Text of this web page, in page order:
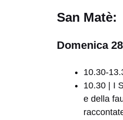
San
Domenica
10.30-
10.30 | I
e della